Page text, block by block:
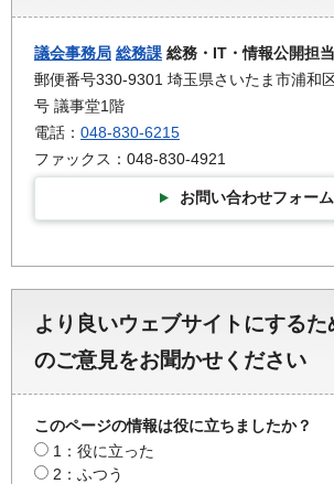
議会事務局 総務課 総務・IT・情報公開担当
郵便番号330-9301 埼玉県さいたま市浦和
号 議事堂1階
電話： 048-830-6215
ファックス：048-830-4921
お問い合わせフォーム
より良いウェブサイトにするた
のご意見をお聞かせください
このページの情報は役に立ちましたか？
1：役に立った
2：ふつう